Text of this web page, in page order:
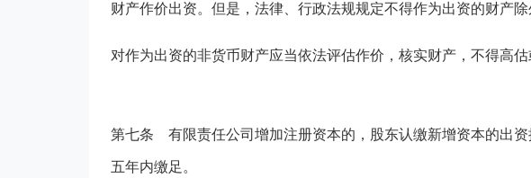
财产作价出资。但是，法律、行政法规规定不得作为出资的财产除
对作为出资的非货币财产应当依法评估作价，核实财产，不得高估
第七条 有限责任公司增加注册资本的，股东认缴新增资本的出
五年内缴足。